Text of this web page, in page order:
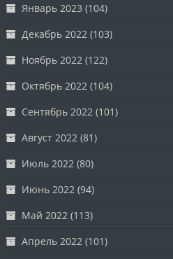
Январь 2023 (104)
Декабрь 2022 (103)
Ноябрь 2022 (122)
Октябрь 2022 (104)
Сентябрь 2022 (101)
Август 2022 (81)
Июль 2022 (80)
Июнь 2022 (94)
Май 2022 (113)
Апрель 2022 (101)